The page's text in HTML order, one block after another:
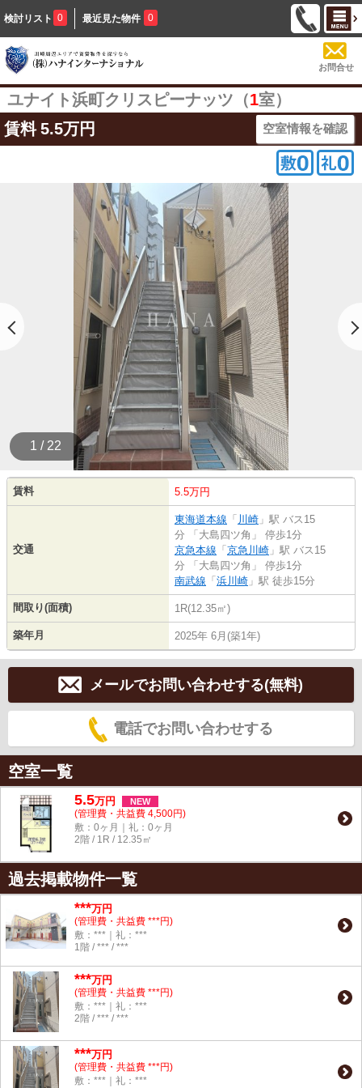
検討リスト 0 最近見た物件 0
お問合せ
ユナイト浜町クリスピーナッツ（1室）
賃料 5.5万円 空室情報を確認
1 / 22
賃料 5.5万円
交通
東海道本線 「 川崎 」駅 バス15
分 「大島四ツ角」 停歩1分
京急本線 「 京急川崎 」駅 バス15
分 「大島四ツ角」 停歩1分
南武線 「 浜川崎 」駅 徒歩15分
間取り(面積) 1R(12.35㎡)
築年月 2025年 6月(築1年)
メールでお問い合わせする(無料)
電話でお問い合わせする
空室一覧
5.5万円 NEW
(管理費・共益費 4,500円)
敷：0ヶ月｜礼：0ヶ月
2階 / 1R / 12.35㎡
過去掲載物件一覧
***万円
(管理費・共益費 ***円)
敷：***｜礼：***
1階 / *** / ***
***万円
(管理費・共益費 ***円)
敷：***｜礼：***
2階 / *** / ***
***万円
(管理費・共益費 ***円)
敷：***｜礼：***